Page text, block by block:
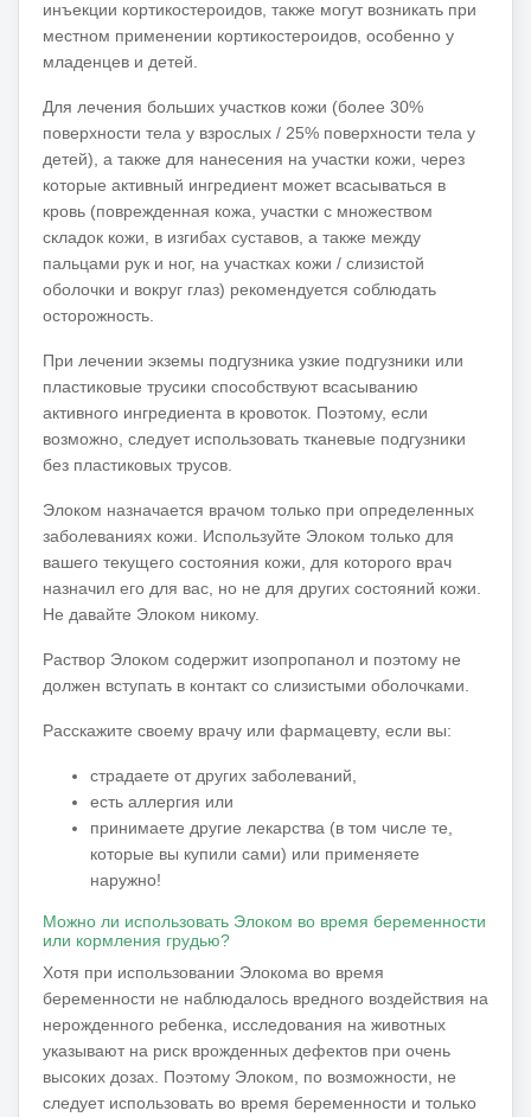
инъекции кортикостероидов, также могут возникать при
местном применении кортикостероидов, особенно у
младенцев и детей.
Для лечения больших участков кожи (более 30%
поверхности тела у взрослых / 25% поверхности тела у
детей), а также для нанесения на участки кожи, через
которые активный ингредиент может всасываться в
кровь (поврежденная кожа, участки с множеством
складок кожи, в изгибах суставов, а также между
пальцами рук и ног, на участках кожи / слизистой
оболочки и вокруг глаз) рекомендуется соблюдать
осторожность.
При лечении экземы подгузника узкие подгузники или
пластиковые трусики способствуют всасыванию
активного ингредиента в кровоток. Поэтому, если
возможно, следует использовать тканевые подгузники
без пластиковых трусов.
Элоком назначается врачом только при определенных
заболеваниях кожи. Используйте Элоком только для
вашего текущего состояния кожи, для которого врач
назначил его для вас, но не для других состояний кожи.
Не давайте Элоком никому.
Раствор Элоком содержит изопропанол и поэтому не
должен вступать в контакт со слизистыми оболочками.
Расскажите своему врачу или фармацевту, если вы:
страдаете от других заболеваний,
есть аллергия или
принимаете другие лекарства (в том числе те,
которые вы купили сами) или применяете
наружно!
Можно ли использовать Элоком во время беременности
или кормления грудью?
Хотя при использовании Элокома во время
беременности не наблюдалось вредного воздействия на
нерожденного ребенка, исследования на животных
указывают на риск врожденных дефектов при очень
высоких дозах. Поэтому Элоком, по возможности, не
следует использовать во время беременности и только